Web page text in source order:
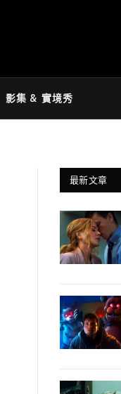
影集 & 實境秀
最新文章